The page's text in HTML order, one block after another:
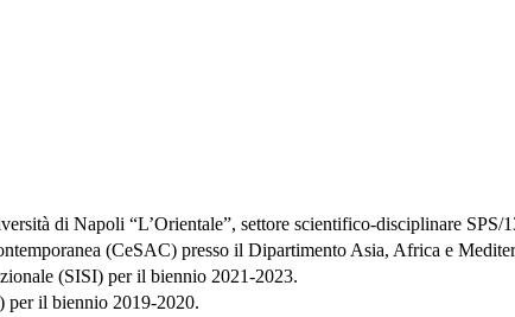
di Napoli “L’Orientale”, settore scientifico-disciplinare
(CeSAC) presso il Dipartimento Asia, Africa e
(SISI) per il biennio 2021-2023.
il biennio 2019-2020.